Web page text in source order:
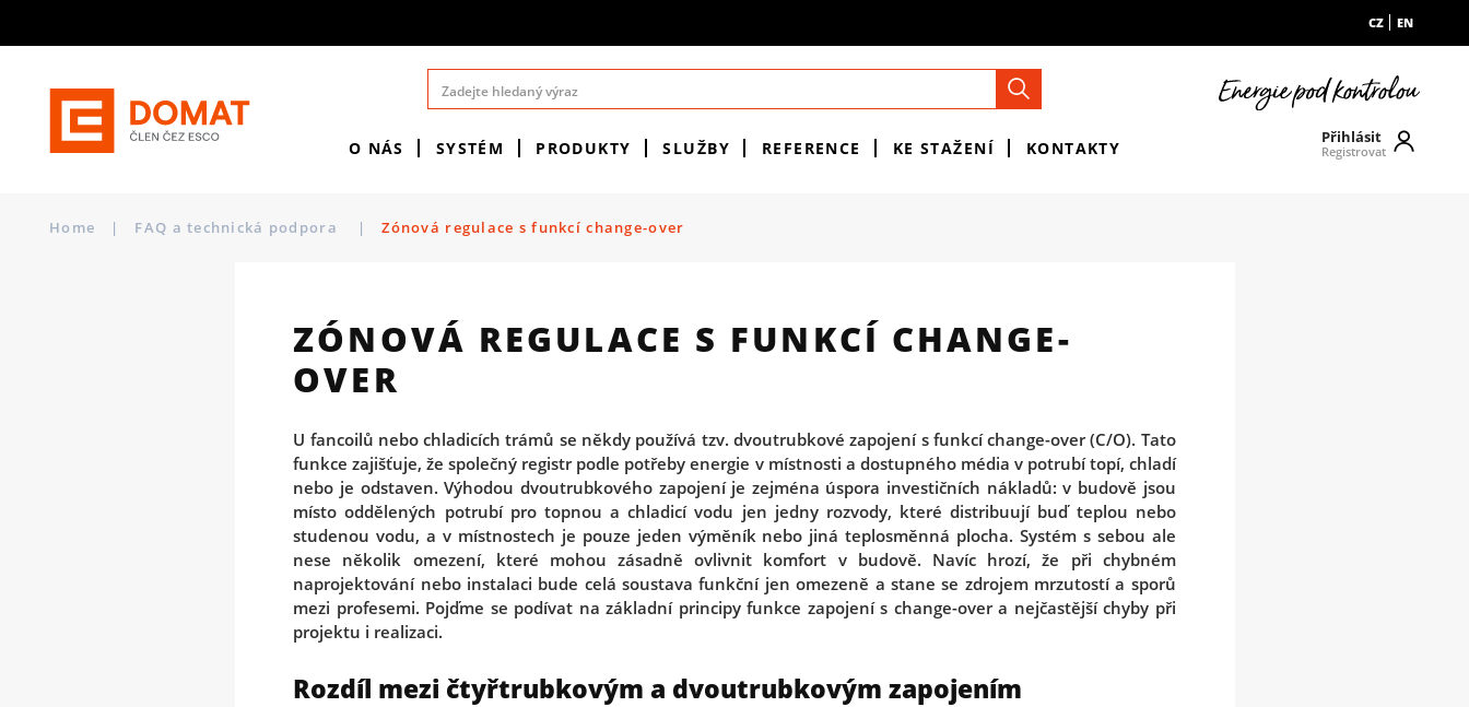
CZ EN
O NÁS SYSTÉM PRODUKTY SLUŽBY REFERENCE KE STAŽENÍ KONTAKTY
Přihlásit
Registrovat
Home | FAQ a technická podpora | Zónová regulace s funkcí change-over
ZÓNOVÁ REGULACE S FUNKCÍ CHANGE-
OVER
U fancoilů nebo chladicích trámů se někdy používá tzv. dvoutrubkové zapojení s funkcí change-over (C/O). Tato
funkce zajišťuje, že společný registr podle potřeby energie v místnosti a dostupného média v potrubí topí, chladí
nebo je odstaven. Výhodou dvoutrubkového zapojení je zejména úspora investičních nákladů: v budově jsou
místo oddělených potrubí pro topnou a chladicí vodu jen jedny rozvody, které distribuují buď teplou nebo
studenou vodu, a v místnostech je pouze jeden výměník nebo jiná teplosměnná plocha. Systém s sebou ale
nese několik omezení, které mohou zásadně ovlivnit komfort v budově. Navíc hrozí, že při chybném
naprojektování nebo instalaci bude celá soustava funkční jen omezeně a stane se zdrojem mrzutostí a sporů
mezi profesemi. Pojďme se podívat na základní principy funkce zapojení s change-over a nejčastější chyby při
projektu i realizaci.
Rozdíl mezi čtyřtrubkovým a dvoutrubkovým zapojením